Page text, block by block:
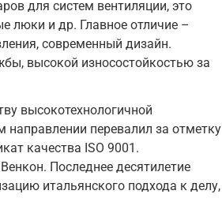
для систем вентиляции, это
люки и др. Главное отличие –
современный дизайн.
высокой износостойкостью за
высокотехнологичной
перевалил за отметку
качества ISO 9001.
Последнее десятилетие
итальянского подхода к делу,